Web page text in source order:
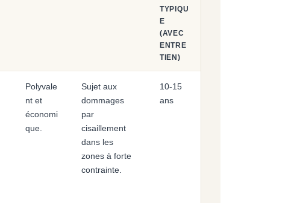
TYPIQU
E
(AVEC
ENTRE
TIEN)
Polyvale
nt et
économi
que.
Sujet aux
dommages
par
cisaillement
dans les
zones à forte
contrainte.
10-15
ans